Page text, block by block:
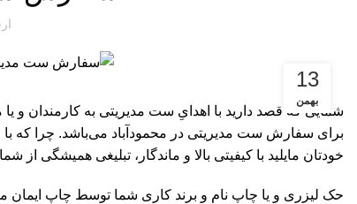
13
بهمن
شمایی که قصد دارید با اهدایِ ست مدیریتی به کارمندان و یا
برای سفارش ست مدیریتی در محمودآباد می‌باشد. چرا
خودتان مایلید با کیفیتی بالا و ماندگار، تبلیغی همیشگی
حک لیزری و یا چاپ نام و برند کاری شما توسط چاپ ایمان